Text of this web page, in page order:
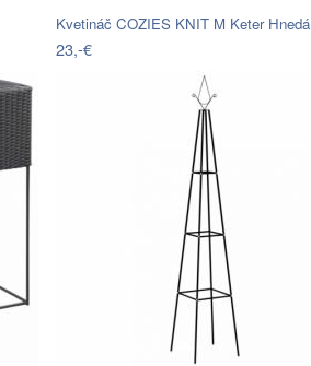
Kvetináč COZIES KNIT M Keter Hnedá
23,-€